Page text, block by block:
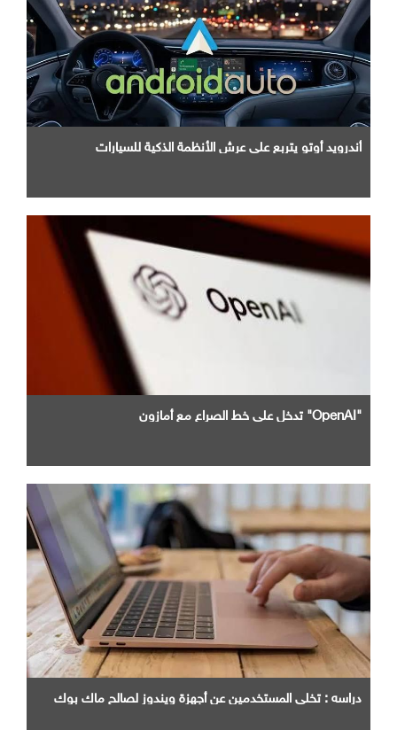
أندرويد أوتو يتربع علي عرش الأنظمة الذكية للسيارات
"OpenAI" تدخل علي خط الصراع مع أمازون
دراسه : تخلي المستخدمين عن أجهزة ويندوز لصالح ماك بوك